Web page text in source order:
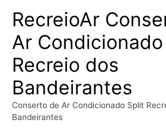
para
conteúdo
RecreioAr
Ar
Recreio dos
Bandeirantes
Conserto de Ar Condicionado Split
Bandeirantes